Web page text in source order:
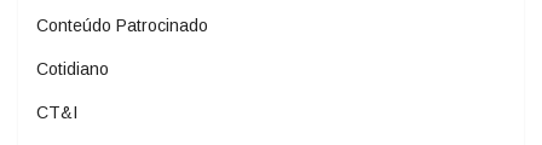
Conteúdo Patrocinado
Cotidiano
CT&I